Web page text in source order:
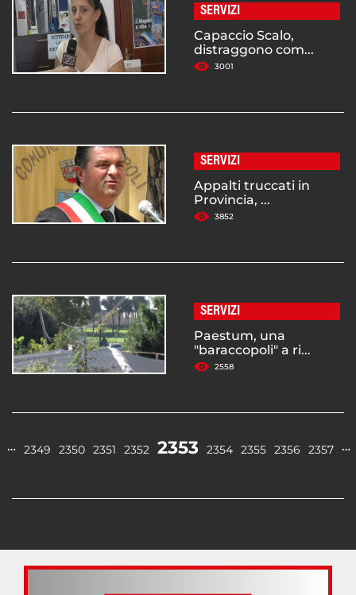
SERVIZI
Capaccio Scalo,
distraggono com...
3001
SERVIZI
Appalti truccati in
Provincia, ...
3852
SERVIZI
Paestum, una
"baraccopoli" a ri...
2558
… 2349 2350 2351 2352 2353 2354 2355 2356 2357 …